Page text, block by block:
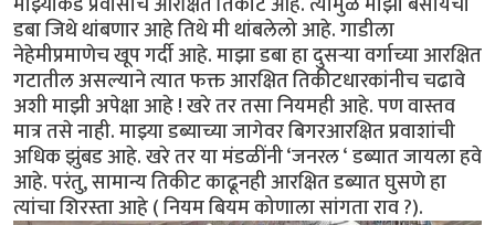
डबा जिथे थांबणार आहे तिथे मी थांबलेलो आहे. गाडीला
नेहेमीप्रमाणेच खूप गर्दी आहे. माझा डबा हा दुसऱ्या वर्गाच्या आरक्षित
गटातील असल्याने त्यात फक्त आरक्षित तिकीटधारकांनीच चढावे
अशी माझी अपेक्षा आहे ! खरे तर तसा नियमही आहे. पण वास्तव
मात्र तसे नाही. माझ्या डब्याच्या जागेवर बिगरआरक्षित प्रवाशांची
अधिक झुंबड आहे. खरे तर या मंडळींनी ‘जनरल ‘ डब्यात जायला हवे
आहे. परंतु, सामान्य तिकीट काढूनही आरक्षित डब्यात घुसणे हा
त्यांचा शिरस्ता आहे ( नियम बियम कोणाला सांगता राव ?).